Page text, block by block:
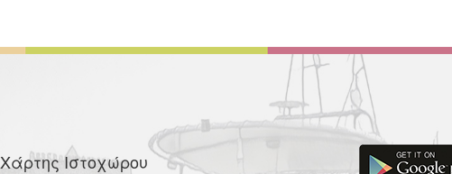
Χάρτης Ιστοχώρου